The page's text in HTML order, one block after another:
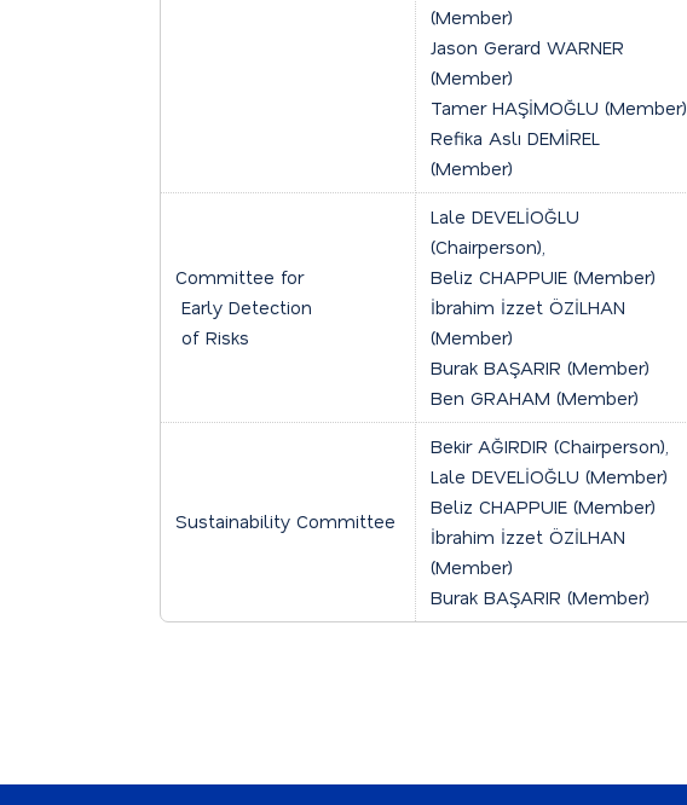
(Member)
Jason Gerard WARNER
(Member)
Tamer HAŞİMOĞLU (Member)
Refika Aslı DEMİREL
(Member)
Committee for
Early Detection
of Risks
Lale DEVELİOĞLU
(Chairperson),
Beliz CHAPPUIE (Member)
İbrahim İzzet ÖZİLHAN
(Member)
Burak BAŞARIR (Member)
Ben GRAHAM (Member)
Sustainability Committee
Bekir AĞIRDIR (Chairperson),
Lale DEVELİOĞLU (Member)
Beliz CHAPPUIE (Member)
İbrahim İzzet ÖZİLHAN
(Member)
Burak BAŞARIR (Member)